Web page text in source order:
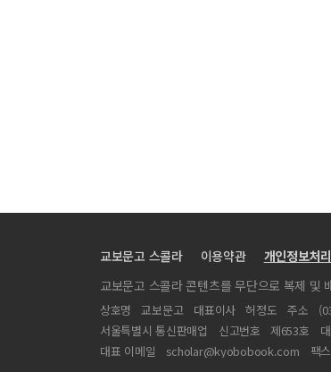
교보문고 스콜라 이용약관 개인정보처
교보문고 스콜라 콘텐츠를 무단으로 복제 및
상호명 교보문고 대표이사 허정도 주소
서울특별시 통신판매업
신고번호 제653호
대표 이메일
scholar@kyobobook.com 팩스